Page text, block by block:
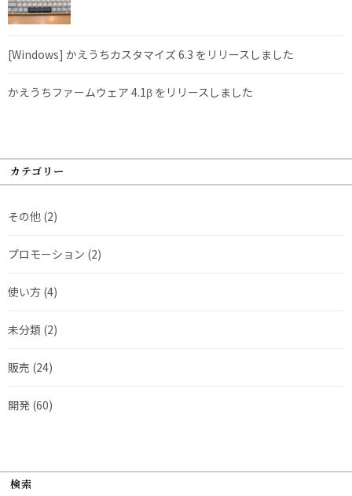
[Windows] かえうちカスタマイズ 6.3 をリリースしました
かえうちファームウェア 4.1β をリリースしました
カテゴリー
その他 (2)
プロモーション (2)
使い方 (4)
未分類 (2)
販売 (24)
開発 (60)
検索